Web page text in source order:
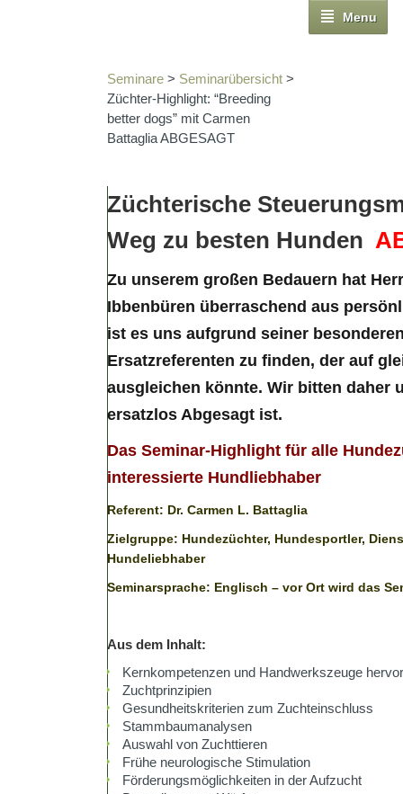
Menu
Seminare > Seminarübersicht >
Züchter-Highlight: “Breeding
better dogs” mit Carmen
Battaglia ABGESAGT
Züchterische
Weg zu besten Hunden
Zu unserem großen Bedauern hat
Ibbenbüren überraschend aus
ist es uns aufgrund seiner
Ersatzreferenten zu finden, der auf
ausgleichen könnte. Wir bitten daher
ersatzlos Abgesagt ist.
Das Seminar-Highlight für alle
interessierte Hundliebhaber
Referent: Dr. Carmen L. Battaglia
Zielgruppe: Hundezüchter, Hundesportler,
Hundeliebhaber
Seminarsprache: Englisch – vor Ort wird das
Aus dem Inhalt:
Kernkompetenzen und Handwerkszeuge
Zuchtprinzipien
Gesundheitskriterien zum Zuchteinschluss
Stammbaumanalysen
Auswahl von Zuchttieren
Frühe neurologische Stimulation
Förderungsmöglichkeiten in der Aufzucht